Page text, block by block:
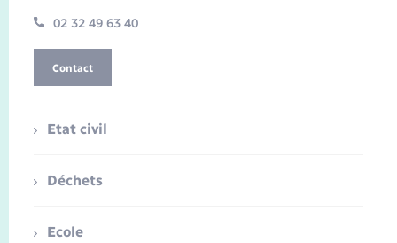
02 32 49 63 40
Contact
Etat civil
Déchets
Ecole